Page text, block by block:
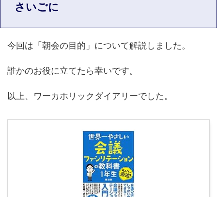
さいごに
今回は「朝会の目的」について解説しました。
誰かのお役に立てたら幸いです。
以上、ワーカホリックダイアリーでした。